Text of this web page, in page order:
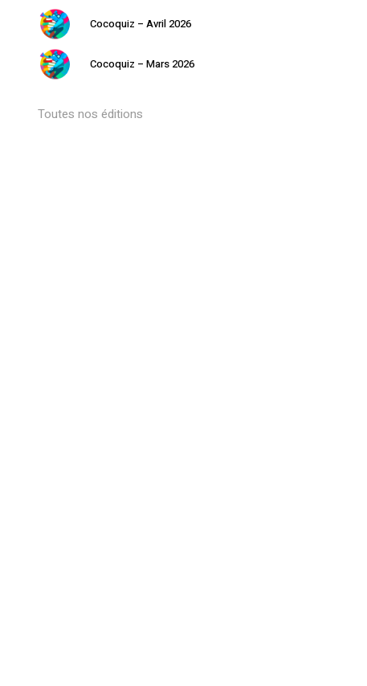
Cocoquiz – Avril 2026
Cocoquiz – Mars 2026
Toutes nos éditions